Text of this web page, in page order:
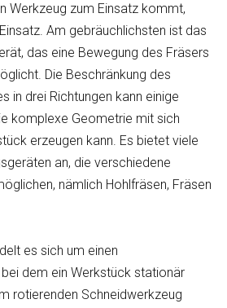
Werkzeug zum Einsatz kommt,
Am gebräuchlichsten ist das
das eine Bewegung des Fräsers
Die Beschränkung des
in drei Richtungen kann einige
komplexe Geometrie mit sich
erzeugen kann. Es bietet viele
an, die verschiedene
nämlich Hohlfräsen, Fräsen
es sich um einen
dem ein Werkstück stationär
rotierenden Schneidwerkzeug